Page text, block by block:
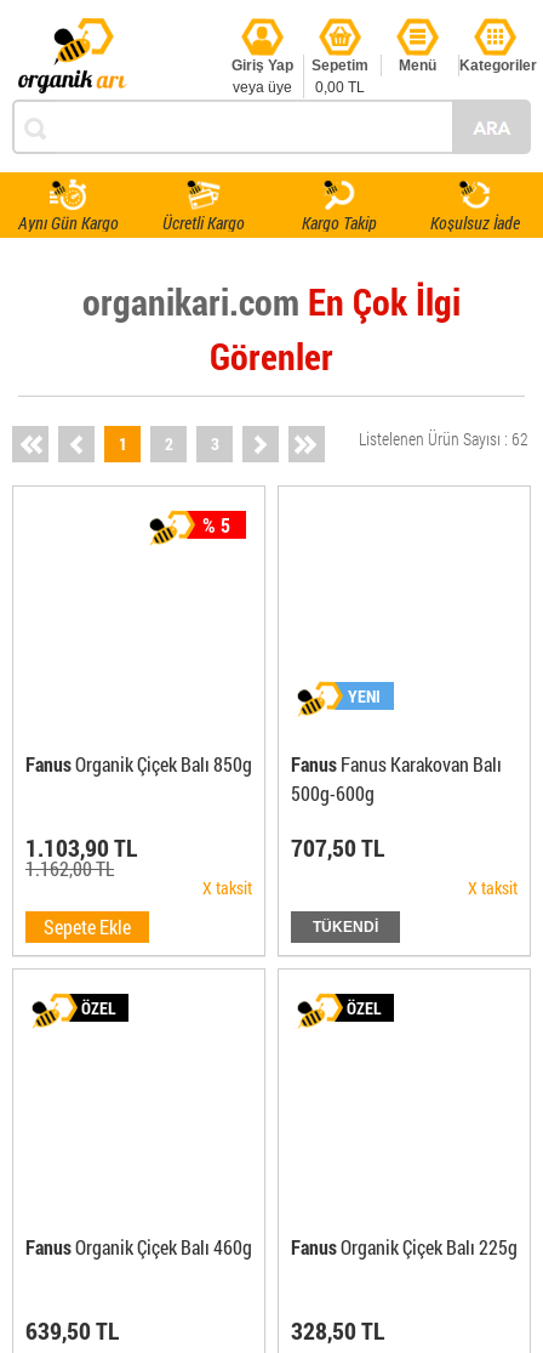
Giriş Yap
veya üye
Sepetim
0,00 TL
Menü Kategoriler
Aynı Gün Kargo Ücretli Kargo Kargo Takip Koşulsuz İade
organikari.com En Çok İlgi
Görenler
1 2 3 Listelenen Ürün Sayısı : 62
FanusOrganik Çiçek Balı 850g
% 5
1.103,90 TL
1.162,00 TL
X taksit
Sepete Ekle
FanusFanus Karakovan Balı
500g-600g
YENI
707,50 TL
X taksit
TÜKENDİ
FanusOrganik Çiçek Balı 460g
ÖZEL
639,50 TL
FanusOrganik Çiçek Balı 225g
ÖZEL
328,50 TL